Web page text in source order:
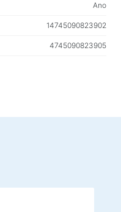
Ano
14745090823902
4745090823905